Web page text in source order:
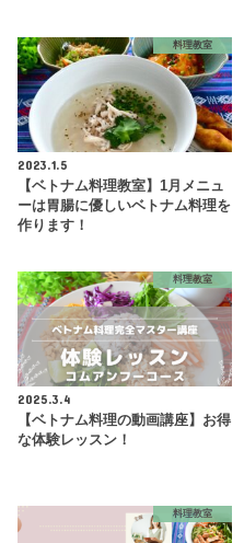
料理教室
2023.1.5
【ベトナム料理教室】1月メニュ
ーは胃腸に優しいベトナム料理を
作ります！
料理教室
2025.3.4
【ベトナム料理の動画講座】お得
な体験レッスン！
料理教室